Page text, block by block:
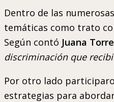
Dentro de las
temáticas como trato
Según contó Juana
discriminación que
Por otro lado
estrategias para